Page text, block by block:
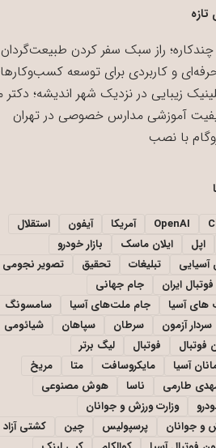
راز سبک سفر کردن
و کاربردی برای توسعه
زیبایی در نزدیک شهر اندیشه؛ دکتر
آموزشی مدارس خصوصی در تهران
با نصب
OpenAI آمریکا آیفون
استقلال
اپل ایلان ماسک
بازار خودرو
آسیایی
تبلیغات تحقیق
تصویر نجومی
ایران
جام جهانی
های آسیا
جام ملت‌های آسیا
سامسونگ
سردار آزمون سرطان سپاهان
شیائومی
فوتبال
فوتبال
لیگ برتر
آسیا
مایکروسافت متا
مریخ
طارمی ناسا
هوش مصنوعی
وزارت ورزش و جوانان
و جوانان
پرسپولیس چین
کشتی آزاد